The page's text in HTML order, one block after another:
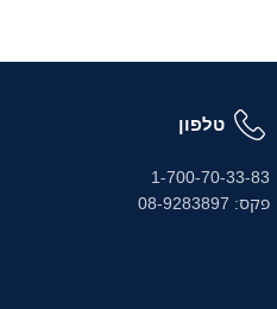
טלפון
1-700-70-33-83
פקס: 08-9283897